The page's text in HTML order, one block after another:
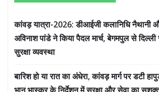
कांवड़ यात्रा-2026: डीआईजी कलानिधि नैथानी
अविनाश पांडे ने किया पैदल मार्च, बेगमपुल से
सुरक्षा व्यवस्था
बारिश हो या रात का अंधेरा, कांवड़ मार्ग पर डटी